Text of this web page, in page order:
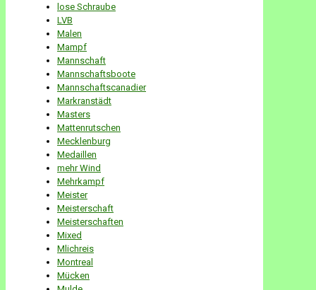
lose Schraube
LVB
Malen
Mampf
Mannschaft
Mannschaftsboote
Mannschaftscanadier
Markranstädt
Masters
Mattenrutschen
Mecklenburg
Medaillen
mehr Wind
Mehrkampf
Meister
Meisterschaft
Meisterschaften
Mixed
Mlichreis
Montreal
Mücken